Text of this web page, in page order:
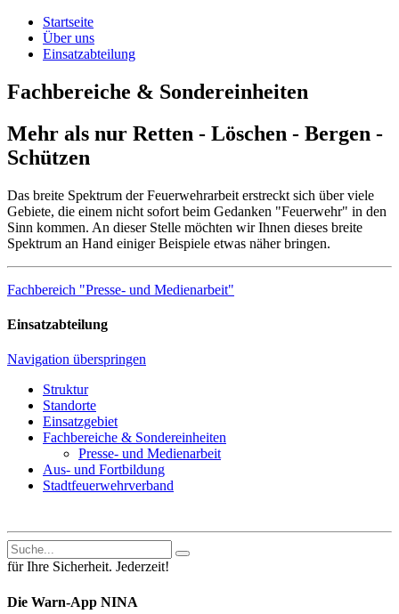
Startseite
Über uns
Einsatzabteilung
Fachbereiche & Sondereinheiten
Mehr als nur Retten - Löschen - Bergen -
Schützen
Das breite Spektrum der Feuerwehrarbeit erstreckt sich über viele
Gebiete, die einem nicht sofort beim Gedanken "Feuerwehr" in den
Sinn kommen. An dieser Stelle möchten wir Ihnen dieses breite
Spektrum an Hand einiger Beispiele etwas näher bringen.
Fachbereich "Presse- und Medienarbeit"
Einsatzabteilung
Navigation überspringen
Struktur
Standorte
Einsatzgebiet
Fachbereiche & Sondereinheiten
Presse- und Medienarbeit
Aus- und Fortbildung
Stadtfeuerwehrverband
für Ihre Sicherheit. Jederzeit!
Die Warn-App NINA